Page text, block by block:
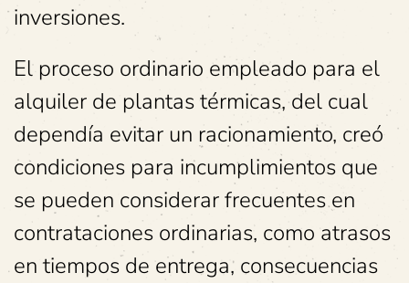
inversiones.
El proceso ordinario empleado para el
alquiler de plantas térmicas, del cual
dependía evitar un racionamiento, creó
condiciones para incumplimientos que
se pueden considerar frecuentes en
contrataciones ordinarias, como atrasos
en tiempos de entrega, consecuencias